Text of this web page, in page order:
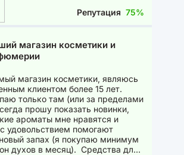
Репутация 75%
магазин косметики и
магазин косметики, являюсь
клиентом более 15 лет.
только там (или за пределами
прошу показать новинки,
ароматы мне нравятся и
удовольствием помогают
запах (я покупаю минимум
духов в месяц). Средства для